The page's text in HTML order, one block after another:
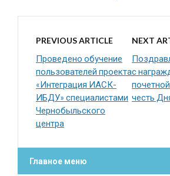
PREVIOUS ARTICLE
Проведено обучение
пользователей проекта
«Интеграция ИАСК-
ИБДУ» специалистами
Чернобыльского
центра
NEXT
с
честь
Главное меню